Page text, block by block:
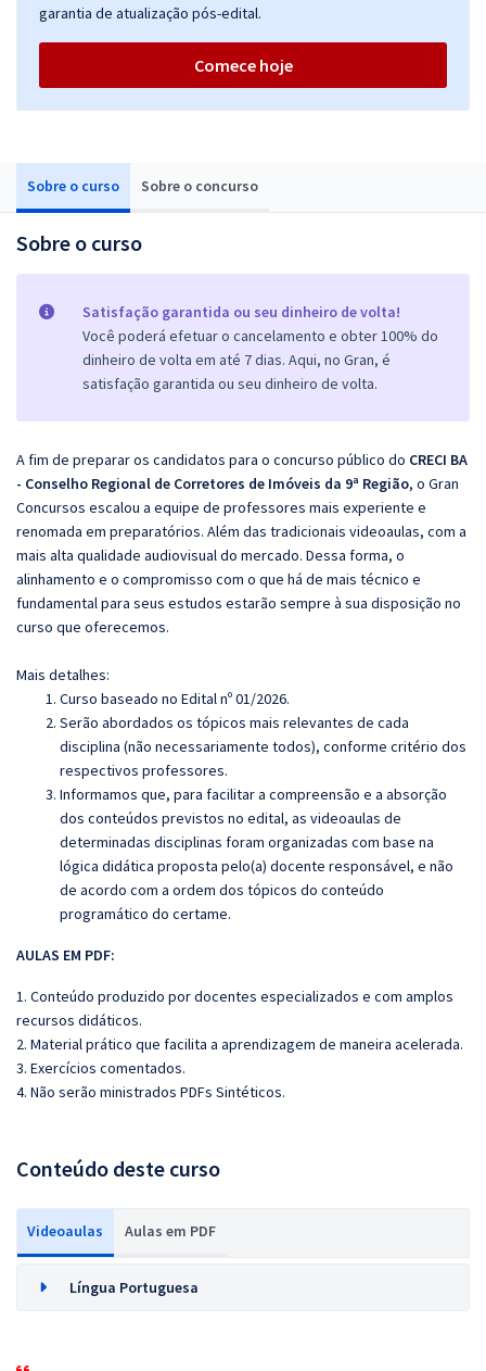
Sobre o curso Sobre o concurso
Sobre o curso
Satisfação garantida ou seu dinheiro de volta!
Você poderá efetuar o cancelamento e obter 100% do
dinheiro de volta em até 7 dias. Aqui, no Gran, é
satisfação garantida ou seu dinheiro de volta.
A fim de preparar os candidatos para o concurso público do CRECI BA
- Conselho Regional de Corretores de Imóveis da 9ª Região, o Gran
Concursos escalou a equipe de professores mais experiente e
renomada em preparatórios. Além das tradicionais videoaulas, com a
mais alta qualidade audiovisual do mercado. Dessa forma, o
alinhamento e o compromisso com o que há de mais técnico e
fundamental para seus estudos estarão sempre à sua disposição no
curso que oferecemos.
Mais detalhes:
Curso baseado no Edital nº 01/2026.
Serão abordados os tópicos mais relevantes de cada
disciplina (não necessariamente todos), conforme critério dos
respectivos professores.
Informamos que, para facilitar a compreensão e a absorção
dos conteúdos previstos no edital, as videoaulas de
determinadas disciplinas foram organizadas com base na
lógica didática proposta pelo(a) docente responsável, e não
de acordo com a ordem dos tópicos do conteúdo
programático do certame.
AULAS EM PDF:
1. Conteúdo produzido por docentes especializados e com amplos
recursos didáticos.
2. Material prático que facilita a aprendizagem de maneira acelerada.
3. Exercícios comentados.
4. Não serão ministrados PDFs Sintéticos.
Conteúdo deste curso
Videoaulas Aulas em PDF
Língua Portuguesa
garantia de atualização pós-edital.
Comece hoje